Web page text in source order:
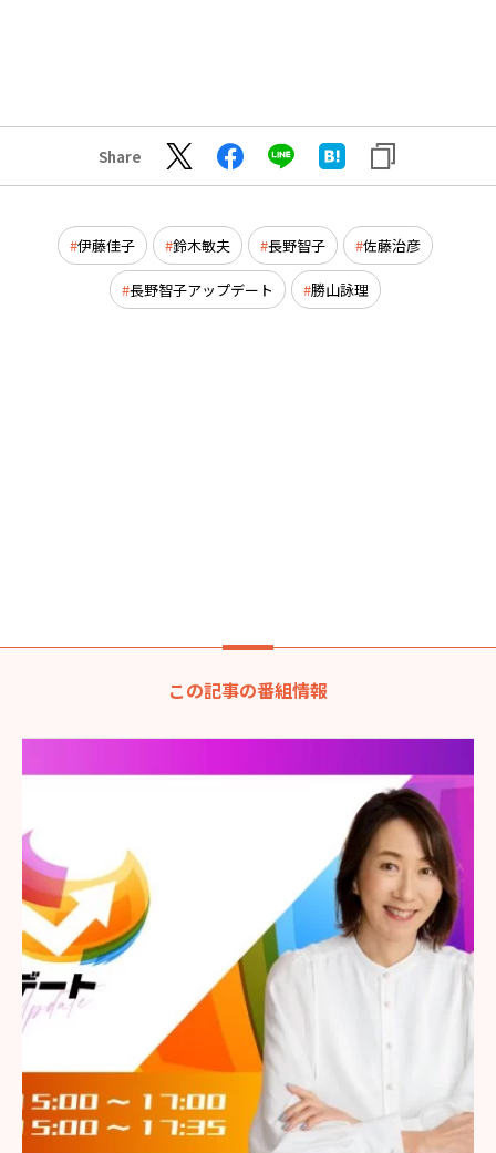
Share
伊藤佳子 鈴木敏夫 長野智子 佐藤治彦
長野智子アップデート 勝山詠理
この記事の番組情報